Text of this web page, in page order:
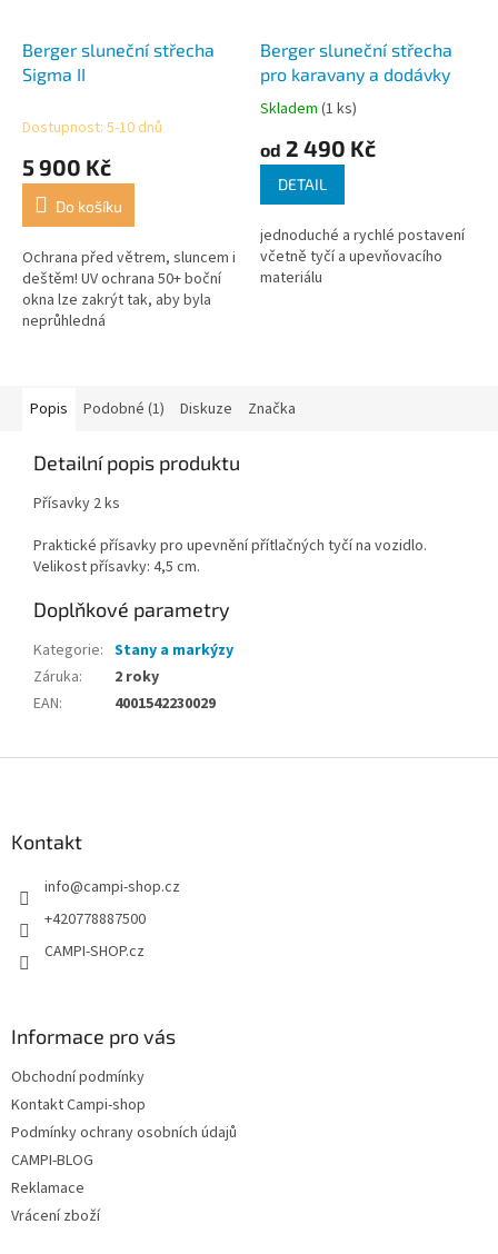
Berger sluneční střecha
Sigma II
Dostupnost: 5-10 dnů
5 900 Kč
Do košíku
Ochrana před větrem, sluncem i
deštěm! UV ochrana 50+ boční
okna lze zakrýt tak, aby byla
neprůhledná
Berger sluneční střecha
pro karavany a dodávky
Průměrné
produktu
5
hvězdiček.
Skladem (1 ks)
od 2 490 Kč
DETAIL
jednoduché a rychlé postavení
včetně tyčí a upevňovacího
materiálu
Popis Podobné (1) Diskuze Značka
Detailní popis produktu
Přísavky 2 ks
Praktické přísavky pro upevnění přítlačných tyčí na vozidlo.
Velikost přísavky: 4,5 cm.
Doplňkové parametry
Kategorie: Stany a markýzy
Záruka:
2 roky
EAN: 4001542230029
Kontakt
info@campi-shop.cz
+420778887500
CAMPI-SHOP.cz
Informace pro vás
Obchodní podmínky
Kontakt Campi-shop
Podmínky ochrany osobních údajů
CAMPI-BLOG
Reklamace
Vrácení zboží